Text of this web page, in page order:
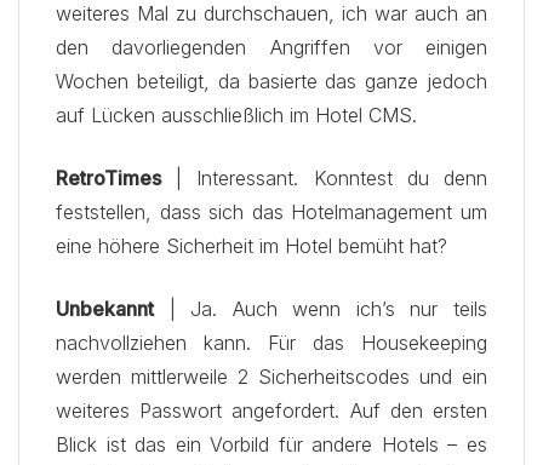
weiteres Mal zu durchschauen, ich war auch an
den davorliegenden Angriffen vor einigen
Wochen beteiligt, da basierte das ganze jedoch
auf Lücken ausschließlich im Hotel CMS.
RetroTimes| Interessant. Konntest du denn
feststellen, dass sich das Hotelmanagement um
eine höhere Sicherheit im Hotel bemüht hat?
Unbekannt| Ja. Auch wenn ich’s nur teils
nachvollziehen kann. Für das Housekeeping
werden mittlerweile 2 Sicherheitscodes und ein
weiteres Passwort angefordert. Auf den ersten
Blick ist das ein Vorbild für andere Hotels – es